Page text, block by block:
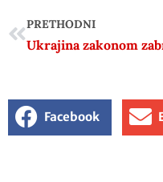
PRETHODNI
Ukrajina zakonom
Facebook